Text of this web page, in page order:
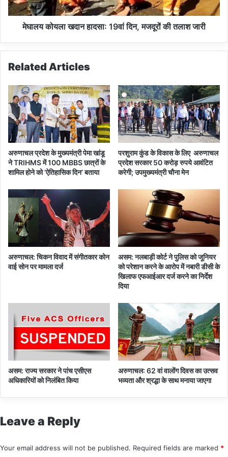
0
0
को
ने
कि
या
स्क्यू
ख
दा
:
वां
दि
न
म
ज
दू
रों
त
मेघालय कोयला खदान हादसा: 19वां दिन, मजदूरों की तलाश जारी
Related Articles
अरुणाचल प्रदेश के मुख्यमंत्री पेमा खांडू
ने TRIHMS में 100 MBBS छात्रों के
शामिल होने को ‘ऐतिहासिक दिन’ बताया
परशुराम कुंड के विकास के लिए अरुणाचल
प्रदेश सरकार 50 करोड़ रुपये आवंटित
करेगी; उपमुख्यमंत्री चौना मेन
अरुणाचल: चिकन विवाद में संगीतकार कोन
वाई सोन पर मामला दर्ज
असम: नलबाड़ी कोर्ट ने पुलिस को जूनियर
को परेशान करने के आरोप में नबारी डीसी के
खिलाफ एफआईआर दर्ज करने का निर्देश
दिया
असम: राज्य सरकार ने पांच एसीएस
अधिकारियों को निलंबित किया
अरुणाचल: 62 वां वालोंग दिवस का उत्सव
भव्यता और श्रद्धा के साथ मनाया जाएगा
Leave a Reply
Your email address will not be published. Required fields are marked *